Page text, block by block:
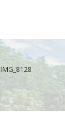
IMG_8128